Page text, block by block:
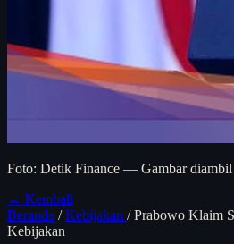
Foto: Detik Finance — Gambar diambil
← Kembali
Beranda / Kebijakan / Prabowo Klaim
Kebijakan